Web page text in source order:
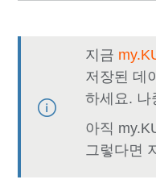
지금
저장된 데
하세요. 나
아직
그렇다면